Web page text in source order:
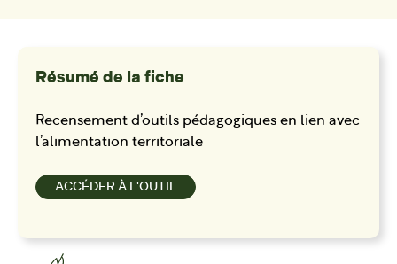
Résumé de la fiche
Recensement d’outils pédagogiques en lien avec
l’alimentation territoriale
ACCÉDER À L'OUTIL